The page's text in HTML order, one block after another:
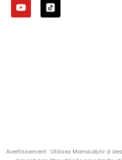
Avertissement : Utilisez MarioLab.hr à